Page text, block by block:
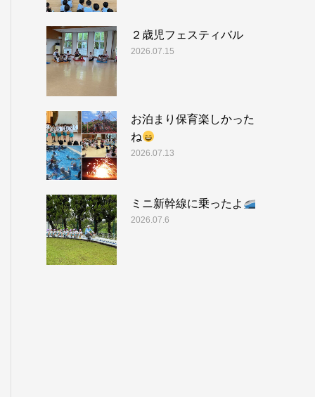
２歳児フェスティバル
2026.07.15
お泊まり保育楽しかった
ね
2026.07.13
ミニ新幹線に乗ったよ
2026.07.6